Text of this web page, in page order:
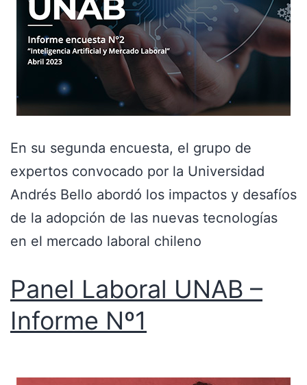
En su segunda encuesta, el grupo de
expertos convocado por la Universidad
Andrés Bello abordó los impactos y desafíos
de la adopción de las nuevas tecnologías
en el mercado laboral chileno
Panel Laboral UNAB –
Informe Nº1